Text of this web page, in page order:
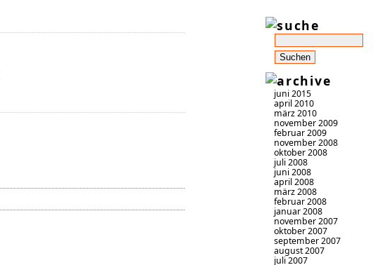
juni 2015
april 2010
märz 2010
november 2009
februar 2009
november 2008
oktober 2008
juli 2008
juni 2008
april 2008
märz 2008
februar 2008
januar 2008
november 2007
oktober 2007
september 2007
august 2007
juli 2007